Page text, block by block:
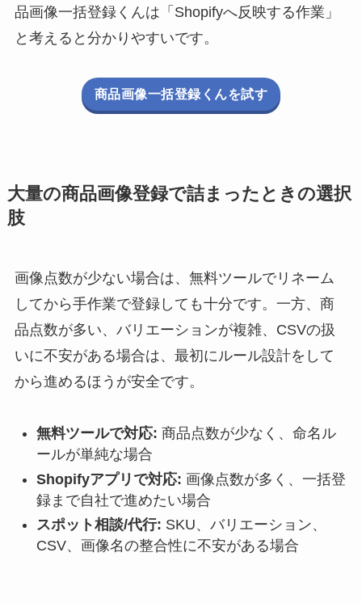
品画像一括登録くんは「Shopifyへ反映する作業」
と考えると分かりやすいです。
商品画像一括登録くんを試す
大量の商品画像登録で詰まったときの選択
肢
画像点数が少ない場合は、無料ツールでリネーム
してから手作業で登録しても十分です。一方、商
品点数が多い、バリエーションが複雑、CSVの扱
いに不安がある場合は、最初にルール設計をして
から進めるほうが安全です。
無料ツールで対応: 商品点数が少なく、命名ル
ールが単純な場合
Shopifyアプリで対応: 画像点数が多く、一括登
録まで自社で進めたい場合
スポット相談/代行: SKU、バリエーション、
CSV、画像名の整合性に不安がある場合